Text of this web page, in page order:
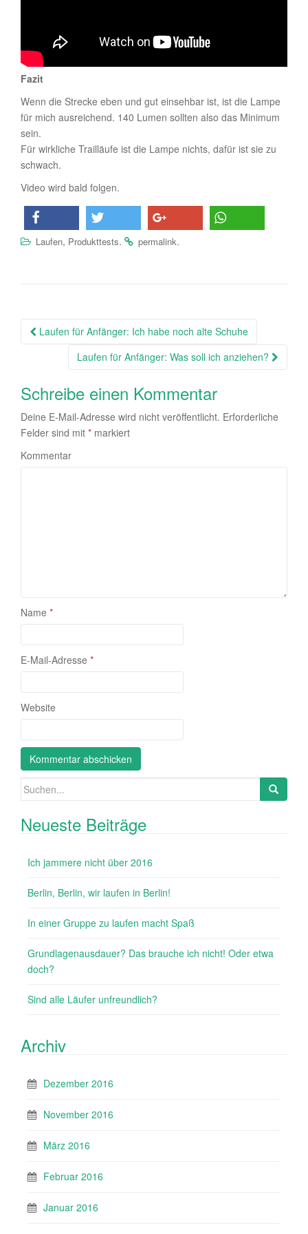
Fazit
Wenn die Strecke eben und gut einsehbar ist, ist die Lampe
für mich ausreichend. 140 Lumen sollten also das Minimum
sein.
Für wirkliche Trailläufe ist die Lampe nichts, dafür ist sie zu
schwach.
Video wird bald folgen.
teilen twittern teilen
Laufen, Produkttests. permalink.
Beitragsnavigation
Laufen für Anfänger: Ich habe noch alte Schuhe
Laufen für Anfänger: Was soll ich anziehen?
Schreibe einen Kommentar
Deine E-Mail-Adresse wird nicht veröffentlicht. Erforderliche
Felder sind mit * markiert
Kommentar
Name *
E-Mail-Adresse *
Website
Suchen nach:
Neueste Beiträge
Ich jammere nicht über 2016
Berlin, Berlin, wir laufen in Berlin!
In einer Gruppe zu laufen macht Spaß
Grundlagenausdauer? Das brauche ich nicht! Oder etwa
doch?
Sind alle Läufer unfreundlich?
Archiv
Dezember 2016
November 2016
März 2016
Februar 2016
Januar 2016